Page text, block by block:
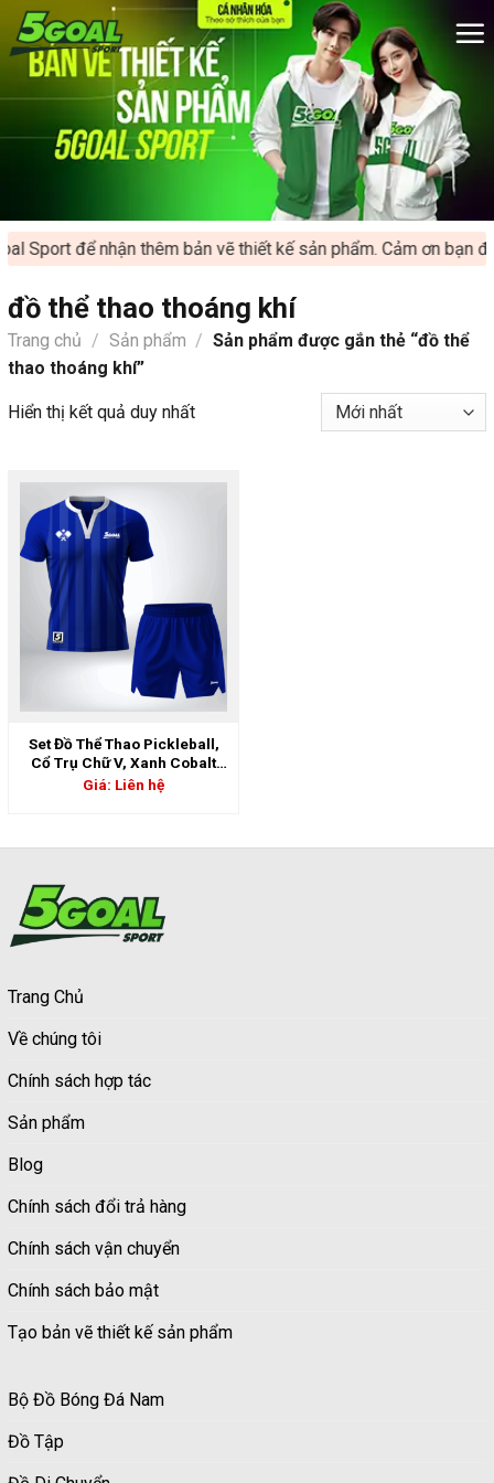
Chuyển
đến
dung
Sport để nhận thêm bản vẽ thiết kế sản phẩm. Cảm ơn bạn đã
đồ thể thao thoáng khí
Trang chủ / Sản phẩm / Sản phẩm được gắn thẻ “đồ thể
thao thoáng khí”
Hiển thị kết quả duy nhất
Set Đồ Thể Thao Pickleball,
Cổ Trụ Chữ V, Xanh Cobalt
Phối Navy – Thanh Lịch,
Giá: Liên hệ
Trang Chủ
Về chúng tôi
Chính sách hợp tác
Sản phẩm
Blog
Chính sách đổi trả hàng
Chính sách vận chuyển
Chính sách bảo mật
Tạo bản vẽ thiết kế sản phẩm
Bộ Đồ Bóng Đá Nam
Đồ Tập